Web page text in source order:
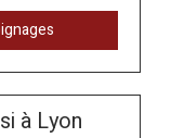
à Lyon